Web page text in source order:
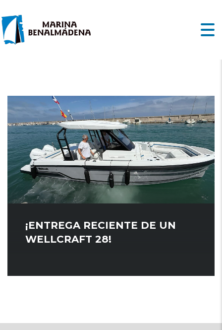
MARINA
¡ENTREGA RECIENTE DE UN
WELLCRAFT 28!